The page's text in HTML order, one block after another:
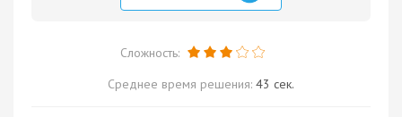
Сложность:
Среднее время решения: 43 сек.